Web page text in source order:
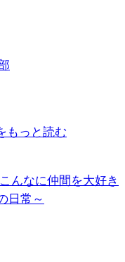
もっと読む
んなに仲間を大好き
日常～